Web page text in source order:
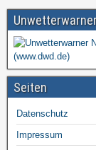
Seiten
Datenschutz
Impressum